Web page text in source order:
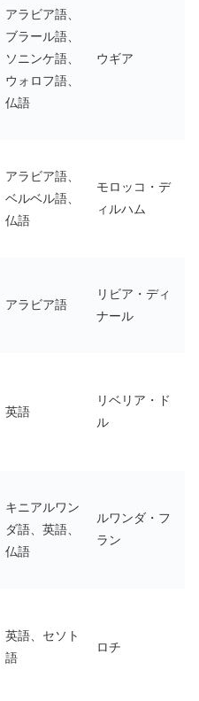
アラビア語、
ブラール語、
ソニンケ語、
ウォロフ語、
仏語
ウギア
アラビア語、
ベルベル語、
仏語
モロッコ・デ
ィルハム
アラビア語
リビア・ディ
ナール
英語
リベリア・ド
ル
キニアルワン
ダ語、英語、
仏語
ルワンダ・フ
ラン
英語、セソト
語
ロチ